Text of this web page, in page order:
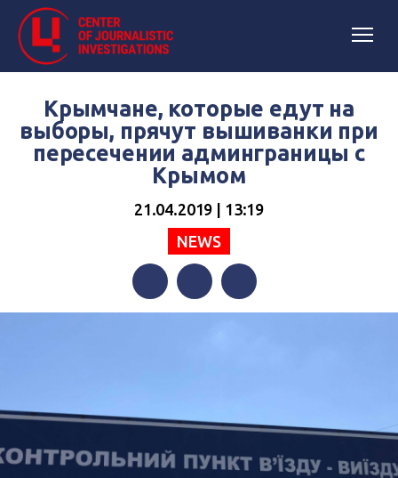
Крымчане, которые едут на
выборы, прячут вышиванки при
пересечении админграницы с
Крымом
21.04.2019 | 13:19
NEWS
FacebookTwitterTelegram